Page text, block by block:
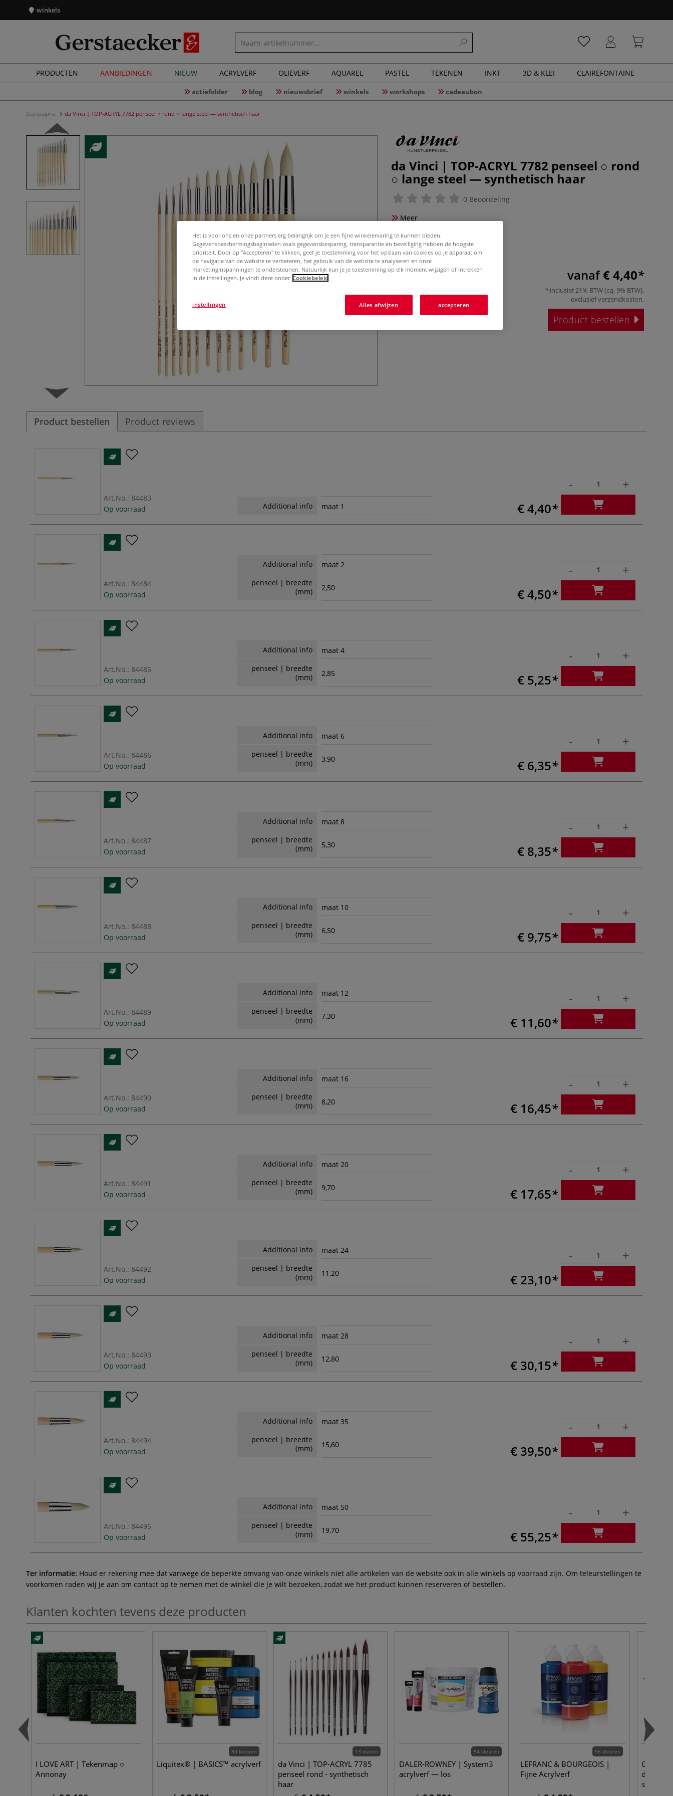
winkels
PRODUCTEN AANBIEDINGEN NIEUW ACRYLVERF OLIEVERF AQUAREL PASTEL TEKENEN INKT 3D & KLEI CLAIREFONTAINE
actiefolder blog nieuwsbrief winkels workshops cadeaubon
Startpagina da Vinci | TOP-ACRYL 7782 penseel ○ rond ○ lange steel — synthetisch haar
da Vinci | TOP-ACRYL 7782 penseel ○ rond
○ lange steel — synthetisch haar
0 Beoordeling
Meer
vanaf€ 4,40
inclusief 21% BTW (cq. 9% BTW),
exclusiefverzendkosten.
Product bestellen
Product bestellen Product reviews
Art.No.: 84483
Op voorraad
Additional info maat 1 € 4,40
- +
Art.No.: 84484
Op voorraad
Additional info
maat 2
penseel | breedte
(mm)
2,50 € 4,50
- +
Art.No.: 84485
Op voorraad
Additional info
maat 4
penseel | breedte
(mm)
2,85 € 5,25
- +
Art.No.: 84486
Op voorraad
Additional info
maat 6
penseel | breedte
(mm)
3,90 € 6,35
- +
Art.No.: 84487
Op voorraad
Additional info
maat 8
penseel | breedte
(mm)
5,30 € 8,35
- +
Art.No.: 84488
Op voorraad
Additional info
maat 10
penseel | breedte
(mm)
6,50 € 9,75
- +
Art.No.: 84489
Op voorraad
Additional info
maat 12
penseel | breedte
(mm)
7,30 € 11,60
- +
Art.No.: 84490
Op voorraad
Additional info
maat 16
penseel | breedte
(mm)
8,20 € 16,45
- +
Art.No.: 84491
Op voorraad
Additional info
maat 20
penseel | breedte
(mm)
9,70 € 17,65
- +
Art.No.: 84492
Op voorraad
Additional info
maat 24
penseel | breedte
(mm)
11,20 € 23,10
- +
Art.No.: 84493
Op voorraad
Additional info
maat 28
penseel | breedte
(mm)
12,80 € 30,15
- +
Art.No.: 84494
Op voorraad
Additional info
maat 35
penseel | breedte
(mm)
15,60 € 39,50
- +
Art.No.: 84495
Op voorraad
Additional info
maat 50
penseel | breedte
(mm)
19,70 € 55,25
- +
Ter informatie: Houd er rekening mee dat vanwege de beperkte omvang van onze winkels niet alle artikelen van de website ook in alle winkels op voorraad zijn. Om teleurstellingen te
voorkomen raden wij je aan om contact op te nemen met de winkel die je wilt bezoeken, zodat we het product kunnen reserveren of bestellen.
Klanten kochten tevens deze producten
I LOVE ART | Tekenmap ○
Annonay
80 kleuren
Liquitex® | BASICS™ acrylverf
13 maten
da Vinci | TOP-ACRYL 7785
penseel rond - synthetisch
haar
54 kleuren
DALER-ROWNEY | System3
acrylverf — los
56 kleuren
LEFRANC & BOURGEOIS |
Fijne Acrylverf
Het is voor ons en onze partners erg belangrijk om je een fijne winkelervaring te kunnen bieden.
Gegevensbeschermingsbeginselen zoals gegevensbesparing, transparantie en beveiliging hebben de hoogste
prioriteit. Door op "Accepteren" te klikken, geef je toestemming voor het opslaan van cookies op je apparaat om
de navigatie van de website te verbeteren, het gebruik van de website te analyseren en onze
marketinginspanningen te ondersteunen. Natuurlijk kun je je toestemming op elk moment wijzigen of intrekken
in de instellingen. Je vindt deze onder Cookiebeleid
Alles afwijzen accepteren
instellingen